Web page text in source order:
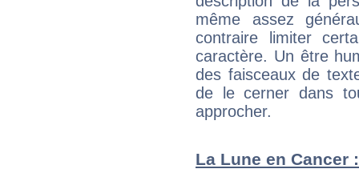
même assez
contraire limiter
caractère. Un être
des faisceaux de
de le cerner dans
approcher.
La Lune en Cancer